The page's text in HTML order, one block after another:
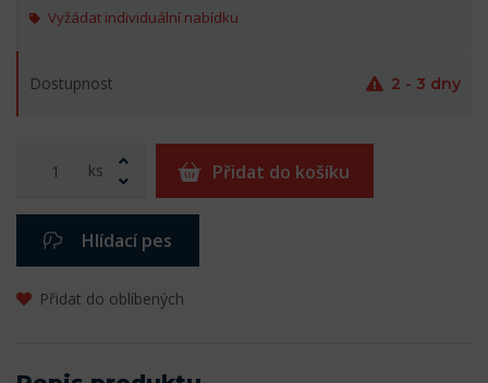
Vyžádat individuální nabídku
Dostupnost 2 - 3 dny
ks Přidat do košíku
Hlídací pes
Přidat do oblíbených